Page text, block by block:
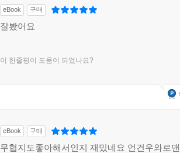
eBook 구매
잘봤어요
이 한줄평이 도움이 되었나요?
eBook 구매
무협지도좋아해서인지 재밌네요 언건우와로